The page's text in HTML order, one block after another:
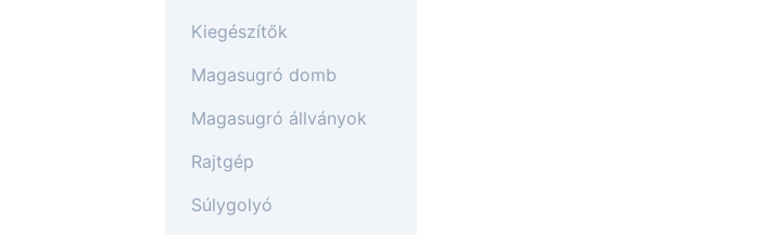
Kiegészítők
Magasugró domb
Magasugró állványok
Rajtgép
Súlygolyó